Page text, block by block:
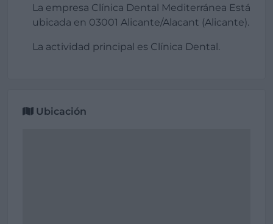
La empresa Clínica Dental Mediterránea Está
ubicada en 03001 Alicante/Alacant (Alicante).
La actividad principal es Clínica Dental.
Ubicación